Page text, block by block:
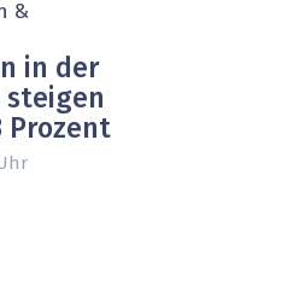
&
in der
steigen
Prozent